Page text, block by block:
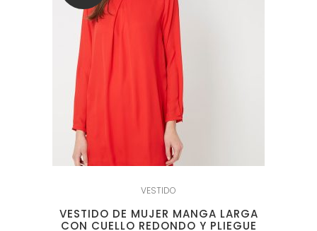
VESTIDO
VESTIDO DE MUJER MANGA LARGA
CON CUELLO REDONDO Y PLIEGUE